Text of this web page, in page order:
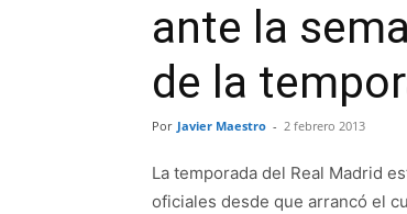
ante la
de la
Por Javier Maestro - 2 febrero 2013
La temporada del Real Madrid
oficiales desde que arrancó el